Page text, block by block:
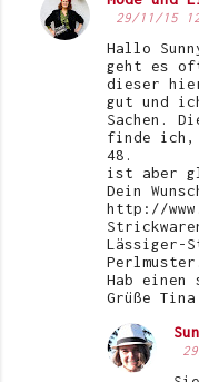
29/11/15
Hallo
geht es
dieser
gut und
Sachen.
finde ich,
48.
ist aber
Dein
http://
Lässiger-
Hab einen
Grüße Tina